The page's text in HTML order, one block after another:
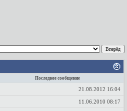
Последнее сообщение
21.08.2012 16:04
11.06.2010 08:17